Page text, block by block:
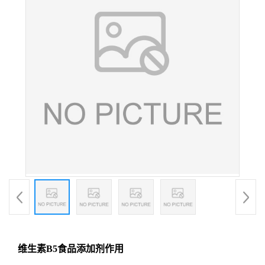
维生素B5食品添加剂作用